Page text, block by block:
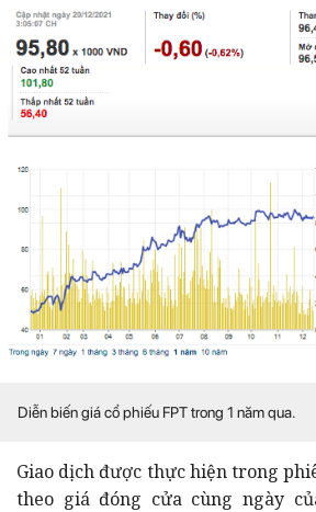
Diễn biến giá cổ phiếu FPT trong 1 năm qua.
Giao dịch được thực hiện trong
theo giá đóng cửa cùng ngày